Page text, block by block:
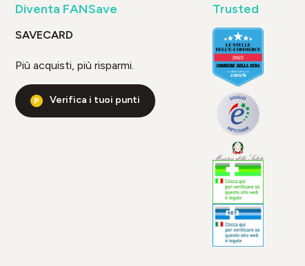
Diventa FANSave
SAVECARD
Più acquisti, più risparmi.
Verifica i tuoi punti
Trusted